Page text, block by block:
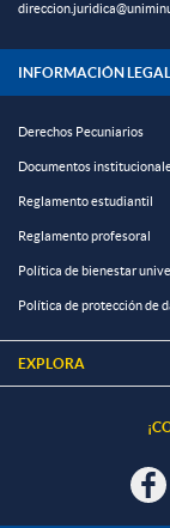
INFORMACIÓN LEGAL
Derechos Pecuniarios
Documentos
Reglamento estudiantil
Reglamento profesoral
Política de bienestar
Política de protección de
EXPLORA